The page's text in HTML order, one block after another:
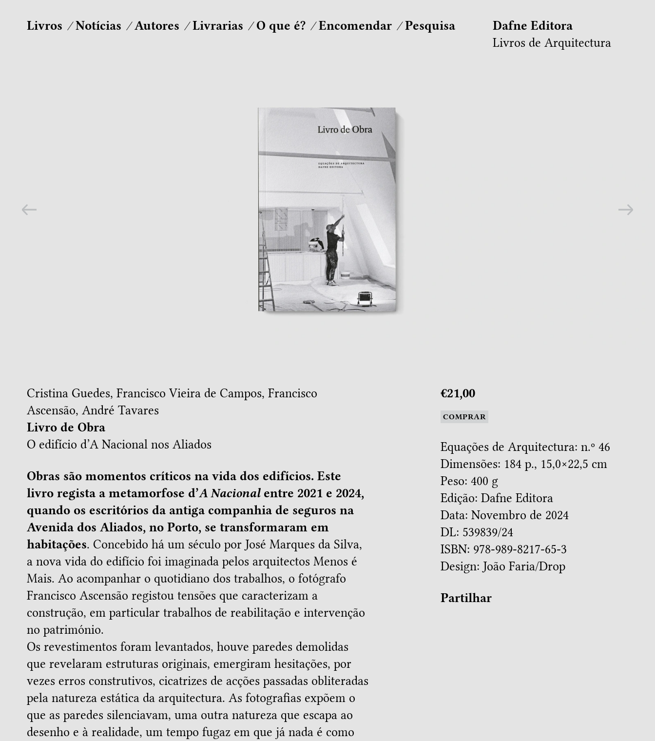
Dafne Editora
Livros de Arquitectura
Livros Notícias Autores Livrarias O que é? Encomendar Pesquisa
Cristina Guedes, Francisco Vieira de Campos, Francisco
Ascensão, André Tavares
Livro de Obra
O edifício d’A Nacional nos Aliados
Obras são momentos críticos na vida dos edifícios. Este
livro regista a metamorfose d’A Nacionalentre 2021 e 2024,
quando os escritórios da antiga companhia de seguros na
Avenida dos Aliados, no Porto, se transformaram em
habitações. Concebido há um século por José Marques da Silva,
a nova vida do edifício foi imaginada pelos arquitectos Menos é
Mais. Ao acompanhar o quotidiano dos trabalhos, o fotógrafo
Francisco Ascensão registou tensões que caracterizam a
construção, em particular trabalhos de reabilitação e intervenção
no património.
Os revestimentos foram levantados, houve paredes demolidas
que revelaram estruturas originais, emergiram hesitações, por
vezes erros construtivos, cicatrizes de acções passadas obliteradas
pela natureza estática da arquitectura. As fotografias expõem o
que as paredes silenciavam, uma outra natureza que escapa ao
desenho e à realidade, um tempo fugaz em que já nada é como
€21,00
COMPRAR
Equações de Arquitectura: n.º 46
Dimensões: 184 p., 15,0×22,5 cm
Peso: 400 g
Edição: Dafne Editora
Data: Novembro de 2024
DL: 539839/24
ISBN: 978-989-8217-65-3
Design: João Faria/Drop
Partilhar